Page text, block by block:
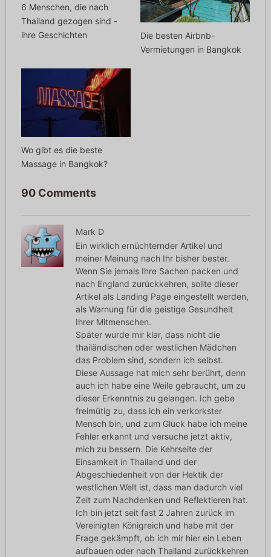
6 Menschen, die nach
Thailand gezogen sind -
ihre Geschichten
Die besten Airbnb-
Vermietungen in Bangkok
Wo gibt es die beste
Massage in Bangkok?
90 Comments
Mark D
Ein wirklich ernüchternder Artikel und
meiner Meinung nach Ihr bisher bester.
Wenn Sie jemals Ihre Sachen packen und
nach England zurückkehren, sollte dieser
Artikel als Landing Page eingestellt werden,
als Warnung für die geistige Gesundheit
Ihrer Mitmenschen.
Später wurde mir klar, dass nicht die
thailändischen oder westlichen Mädchen
das Problem sind, sondern ich selbst.
Diese Aussage hat mich sehr berührt, denn
auch ich habe eine Weile gebraucht, um zu
dieser Erkenntnis zu gelangen. Ich gebe
freimütig zu, dass ich ein verkorkster
Mensch bin, und zum Glück habe ich meine
Fehler erkannt und versuche jetzt aktiv,
mich zu bessern. Die Kehrseite der
Einsamkeit in Thailand und der
Abgeschiedenheit von der Hektik der
westlichen Welt ist, dass man dadurch viel
Zeit zum Nachdenken und Reflektieren hat.
Ich bin jetzt seit fast 2 Jahren zurück im
Vereinigten Königreich und habe mit der
Frage gekämpft, ob ich mir hier ein Leben
aufbauen oder nach Thailand zurückkehren